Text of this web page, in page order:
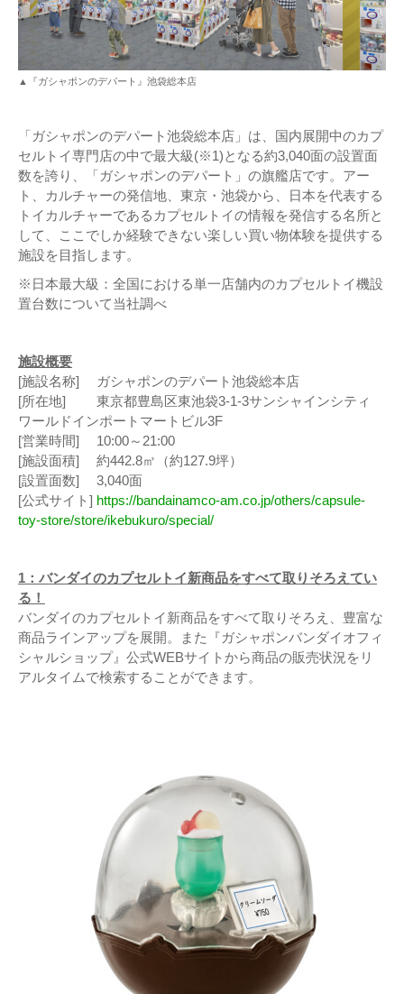
▲『ガシャポンのデパート』池袋総本店
「ガシャポンのデパート池袋総本店」は、国内展開中のカプ
セルトイ専門店の中で最大級(※1)となる約3,040面の設置面
数を誇り、「ガシャポンのデパート」の旗艦店です。アー
ト、カルチャーの発信地、東京・池袋から、日本を代表する
トイカルチャーであるカプセルトイの情報を発信する名所と
して、ここでしか経験できない楽しい買い物体験を提供する
施設を目指します。
※日本最大級：全国における単一店舗内のカプセルトイ機設
置台数について当社調べ
施設概要
[施設名称] ガシャポンのデパート池袋総本店
[所在地] 東京都豊島区東池袋3-1-3サンシャインシティ
ワールドインポートマートビル3F
[営業時間] 10:00～21:00
[施設面積] 約442.8㎡（約127.9坪）
[設置面数] 3,040面
[公式サイト] https://bandainamco-am.co.jp/others/capsule-
toy-store/store/ikebukuro/special/
1： バンダイのカプセルトイ新商品をすべて取りそろえてい
る！
バンダイのカプセルトイ新商品をすべて取りそろえ、豊富な
商品ラインアップを展開。また『ガシャポンバンダイオフィ
シャルショップ』公式WEBサイトから商品の販売状況をリ
アルタイムで検索することができます。